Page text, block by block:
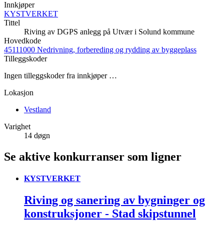
Innkjøper
KYSTVERKET
Tittel
Riving av DGPS anlegg på Utvær i Solund kommune
Hovedkode
45111000 Nedrivning, forbereding og rydding av byggeplass
Tilleggskoder
Ingen tilleggskoder fra innkjøper …
Lokasjon
Vestland
Varighet
14 døgn
Se aktive konkurranser som ligner
KYSTVERKET
Riving og sanering av bygninger og
konstruksjoner - Stad skipstunnel